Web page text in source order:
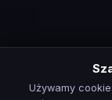
Używamy